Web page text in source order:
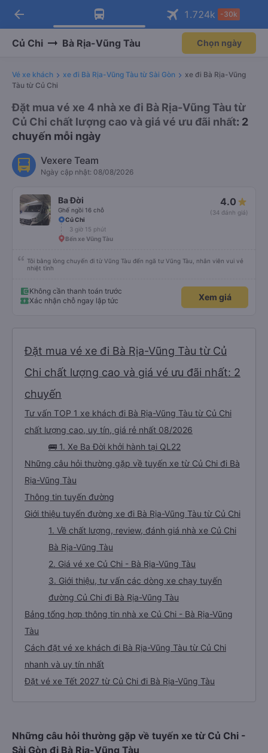
Tải app Vexere ngay!
Nhận ưu đãi thành viên độc
Mở app
Tải app Vexere
-30k/ghế khi đặt vé máy bay qua
Mở app
arrow_back 1.724k -30k
Củ Chi Bà Rịa-Vũng Tàu Chọn ngày
Vé xe khách xe đi Bà Rịa-Vũng Tàu từ Sài Gòn
xe đi Bà Rịa-Vũng
Tàu từ Củ Chi
Đặt mua vé xe 4 nhà xe đi Bà Rịa-Vũng Tàu từ
Củ Chi chất lượng cao và giá vé ưu đãi nhất: 2
chuyến mỗi ngày
Vexere Team
Ngày cập nhật: 08/08/2026
Ba Đời
Ghế ngồi 16 chỗ
4.0
(34 đánh giá)
Củ Chi
3 giờ 15 phút
Bến xe Vũng Tàu
Tôi bằng lòng chuyến đi từ Vũng Tàu đến ngã tư Vũng Tàu, nhân viên vui vẻ
nhiệt tình
Không cần thanh toán trước
Xác nhận chỗ ngay lập tức
Xem giá
Đặt mua vé xe đi Bà Rịa-Vũng Tàu từ Củ
Chi chất lượng cao và giá vé ưu đãi nhất: 2
chuyến
Tư vấn TOP 1 xe khách đi Bà Rịa-Vũng Tàu từ Củ Chi
chất lượng cao, uy tín, giá rẻ nhất 08/2026
🚌 1. Xe Ba Đời khởi hành tại QL22
Những câu hỏi thường gặp về tuyến xe từ Củ Chi đi Bà
Rịa-Vũng Tàu
Thông tin tuyến đường
Giới thiệu tuyến đường xe đi Bà Rịa-Vũng Tàu từ Củ Chi
1. Về chất lượng, review, đánh giá nhà xe Củ Chi
Bà Rịa-Vũng Tàu
2. Giá vé xe Củ Chi - Bà Rịa-Vũng Tàu
3. Giới thiệu, tư vấn các dòng xe chạy tuyến
đường Củ Chi đi Bà Rịa-Vũng Tàu
Bảng tổng hợp thông tin nhà xe Củ Chi - Bà Rịa-Vũng
Tàu
Cách đặt vé xe khách đi Bà Rịa-Vũng Tàu từ Củ Chi
nhanh và uy tín nhất
Đặt vé xe Tết 2027 từ Củ Chi đi Bà Rịa-Vũng Tàu
Những câu hỏi thường gặp về tuyến xe từ Củ Chi -
Sài Gòn đi Bà Rịa-Vũng Tàu